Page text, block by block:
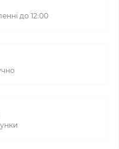
до 12:00